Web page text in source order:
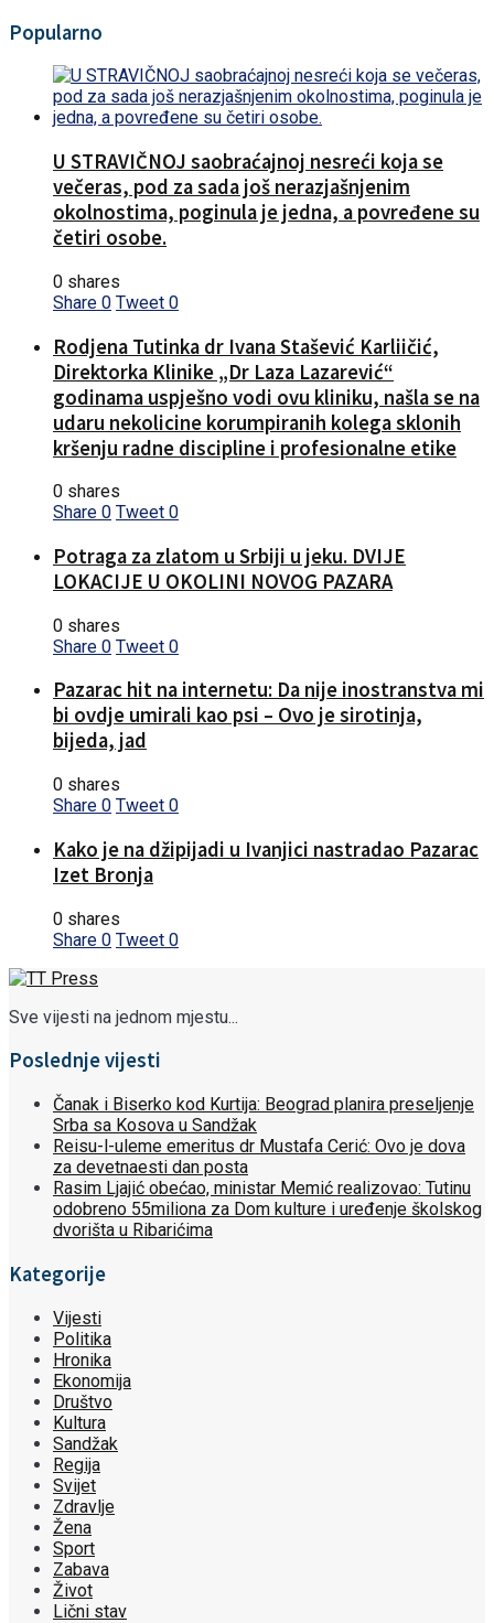
Popularno
U STRAVIČNOJ saobraćajnoj nesreći koja se
večeras, pod za sada još nerazjašnjenim
okolnostima, poginula je jedna, a povređene su
četiri osobe.
0 shares
Share 0 Tweet 0
Rodjena Tutinka dr Ivana Stašević Karliičić,
Direktorka Klinike „Dr Laza Lazarević“
godinama uspješno vodi ovu kliniku, našla se na
udaru nekolicine korumpiranih kolega sklonih
kršenju radne discipline i profesionalne etike
0 shares
Share 0 Tweet 0
Potraga za zlatom u Srbiji u jeku. DVIJE
LOKACIJE U OKOLINI NOVOG PAZARA
0 shares
Share 0 Tweet 0
Pazarac hit na internetu: Da nije inostranstva mi
bi ovdje umirali kao psi – Ovo je sirotinja,
bijeda, jad
0 shares
Share 0 Tweet 0
Kako je na džipijadi u Ivanjici nastradao Pazarac
Izet Bronja
0 shares
Share 0 Tweet 0
Sve vijesti na jednom mjestu...
Poslednje vijesti
Čanak i Biserko kod Kurtija: Beograd planira preseljenje
Srba sa Kosova u Sandžak
Reisu-l-uleme emeritus dr Mustafa Cerić: Ovo je dova
za devetnaesti dan posta
Rasim Ljajić obećao, ministar Memić realizovao: Tutinu
odobreno 55miliona za Dom kulture i uređenje školskog
dvorišta u Ribarićima
Kategorije
Vijesti
Politika
Hronika
Ekonomija
Društvo
Kultura
Sandžak
Regija
Svijet
Zdravlje
Žena
Sport
Zabava
Život
Lični stav